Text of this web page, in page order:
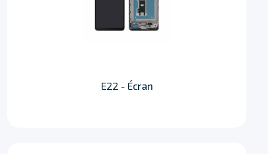
E22 - Écran